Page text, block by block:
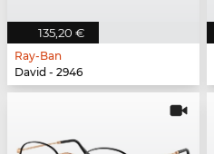
135,20 €
Ray-Ban
David - 2946